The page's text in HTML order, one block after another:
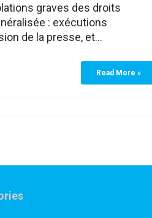
graves des droits
: exécutions
de la presse, et…
Read More »